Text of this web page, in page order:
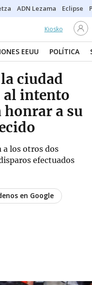
ADN Lezama Eclipse
Kiosko
EEUU POLÍTICA
ciudad
al intento
honrar a su
los otros dos
efectuados
en Google